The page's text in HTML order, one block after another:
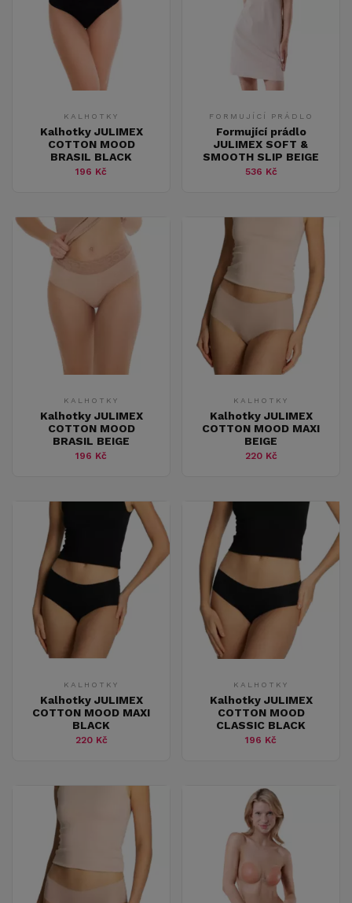
KALHOTKY
Kalhotky JULIMEX
COTTON MOOD
BRASIL BLACK
196 Kč
FORMUJÍCÍ PRÁDLO
Formující prádlo
JULIMEX SOFT &
SMOOTH SLIP BEIGE
536 Kč
KALHOTKY
Kalhotky JULIMEX
COTTON MOOD
BRASIL BEIGE
196 Kč
KALHOTKY
Kalhotky JULIMEX
COTTON MOOD MAXI
BEIGE
220 Kč
KALHOTKY
Kalhotky JULIMEX
COTTON MOOD MAXI
BLACK
220 Kč
KALHOTKY
Kalhotky JULIMEX
COTTON MOOD
CLASSIC BLACK
196 Kč